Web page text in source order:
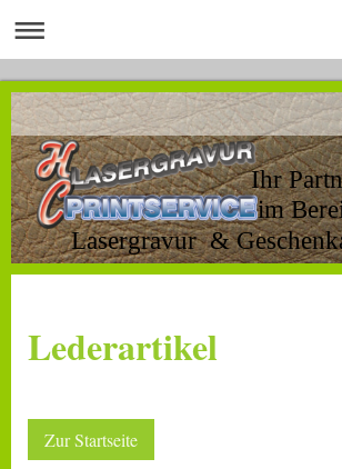
Ihr
im
Lasergravur &
Lederartikel
Zur Startseite